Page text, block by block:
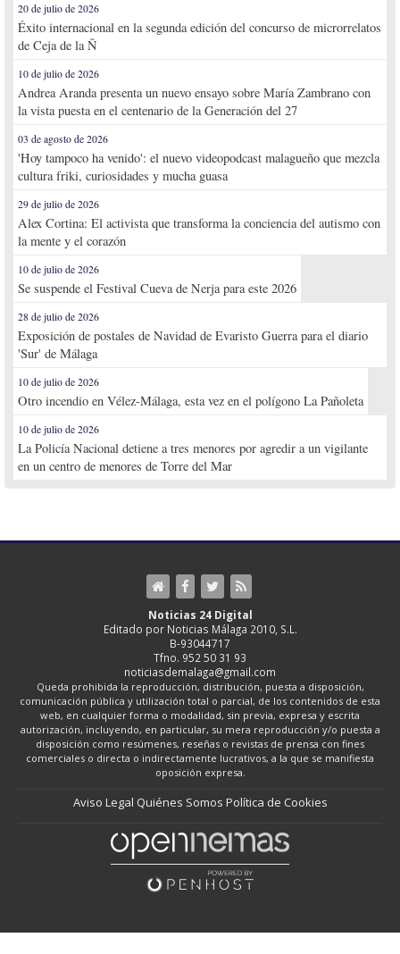
20 de julio de 2026
Éxito internacional en la segunda edición del concurso de microrrelatos
de Ceja de la Ñ
10 de julio de 2026
Andrea Aranda presenta un nuevo ensayo sobre María Zambrano con
la vista puesta en el centenario de la Generación del 27
03 de agosto de 2026
'Hoy tampoco ha venido': el nuevo videopodcast malagueño que mezcla
cultura friki, curiosidades y mucha guasa
29 de julio de 2026
Alex Cortina: El activista que transforma la conciencia del autismo con
la mente y el corazón
10 de julio de 2026
Se suspende el Festival Cueva de Nerja para este 2026
28 de julio de 2026
Exposición de postales de Navidad de Evaristo Guerra para el diario
'Sur' de Málaga
10 de julio de 2026
Otro incendio en Vélez-Málaga, esta vez en el polígono La Pañoleta
10 de julio de 2026
La Policía Nacional detiene a tres menores por agredir a un vigilante
en un centro de menores de Torre del Mar
Noticias 24 Digital
Editado por Noticias Málaga 2010, S.L.
B-93044717
Tfno. 952 50 31 93
noticiasdemalaga@gmail.com
Queda prohibida la reproducción, distribución, puesta a disposición,
comunicación pública y utilización total o parcial, de los contenidos de esta
web, en cualquier forma o modalidad, sin previa, expresa y escrita
autorización, incluyendo, en particular, su mera reproducción y/o puesta a
disposición como resúmenes, reseñas o revistas de prensa con fines
comerciales o directa o indirectamente lucrativos, a la que se manifiesta
oposición expresa.
Aviso Legal Quiénes Somos Política de Cookies